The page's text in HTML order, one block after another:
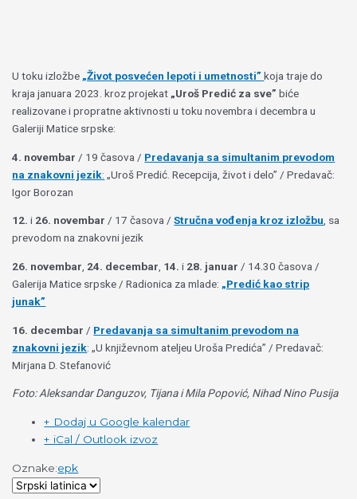
U toku izložbe „Život posvećen lepoti i umetnosti”koja traje do
kraja januara 2023. kroz projekat „Uroš Predić za sve” biće
realizovane i propratne aktivnosti u toku novembra i decembra u
Galeriji Matice srpske:
4. novembar / 19 časova / Predavanja sa simultanim prevodom
na znakovni jezik: „Uroš Predić. Recepcija, život i delo” / Predavač:
Igor Borozan
12. i 26. novembar / 17 časova /Stručna vođenja kroz izložbu, sa
prevodom na znakovni jezik
26. novembar 24. decembar 14.i 28. januar / 14.30 časova /
Galerija Matice srpske / Radionica za mlade: „Predić kao strip
junak”
16. decembar / Predavanja sa simultanim prevodom na
znakovni jezik: „U književnom ateljeu Uroša Predića” / Predavač:
Mirjana D. Stefanović
Foto: Aleksandar Danguzov, Tijana i Mila Popović, Nihad Nino Pusija
+ Dodaj u Google kalendar
+ iCal / Outlook izvoz
Oznake:epk